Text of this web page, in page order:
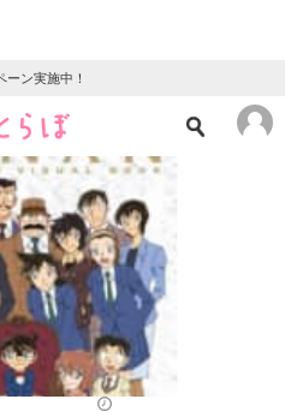
ン実施中！
ニュース
クイズ
地域
教育・育児
リサーチ